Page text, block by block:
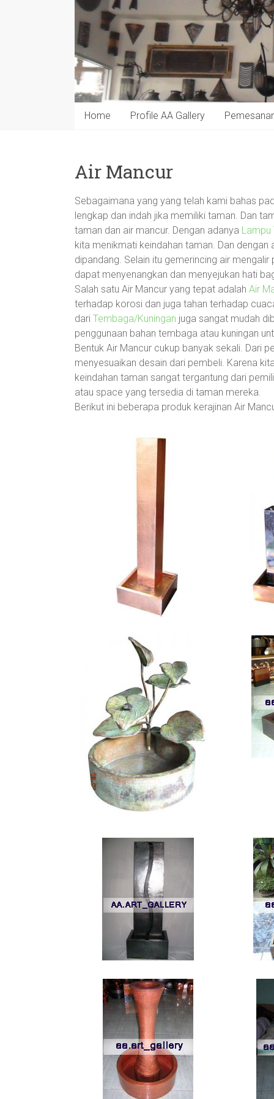
Home Profile AA Gallery
Air Mancur
Sebagaimana yang yang telah kami bahas
lengkap dan indah jika memiliki taman. Dan
taman dan air mancur. Dengan adanya Lampu
kita menikmati keindahan taman. Dan dengan
dipandang. Selain itu gemerincing air
dapat menyenangkan dan menyejukan hati
Salah satu Air Mancur yang tepat adalah Air
terhadap korosi dan juga tahan terhadap
dari Tembaga/Kuningan juga sangat mudah
penggunaan bahan tembaga atau kuningan
Bentuk Air Mancur cukup banyak sekali. Dari
menyesuaikan desain dari pembeli. Karena
keindahan taman sangat tergantung dari
atau space yang tersedia di taman mereka.
Berikut ini beberapa produk kerajinan Air